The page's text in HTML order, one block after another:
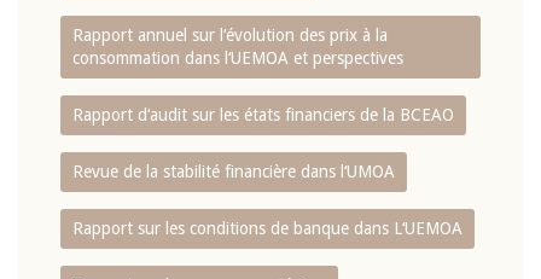
Rapport annuel sur l‘évolution des prix à la
consommation dans l‘UEMOA et perspectives
Rapport d‘audit sur les états financiers de la BCEAO
Revue de la stabilité financière dans l‘UMOA
Rapport sur les conditions de banque dans L‘UEMOA